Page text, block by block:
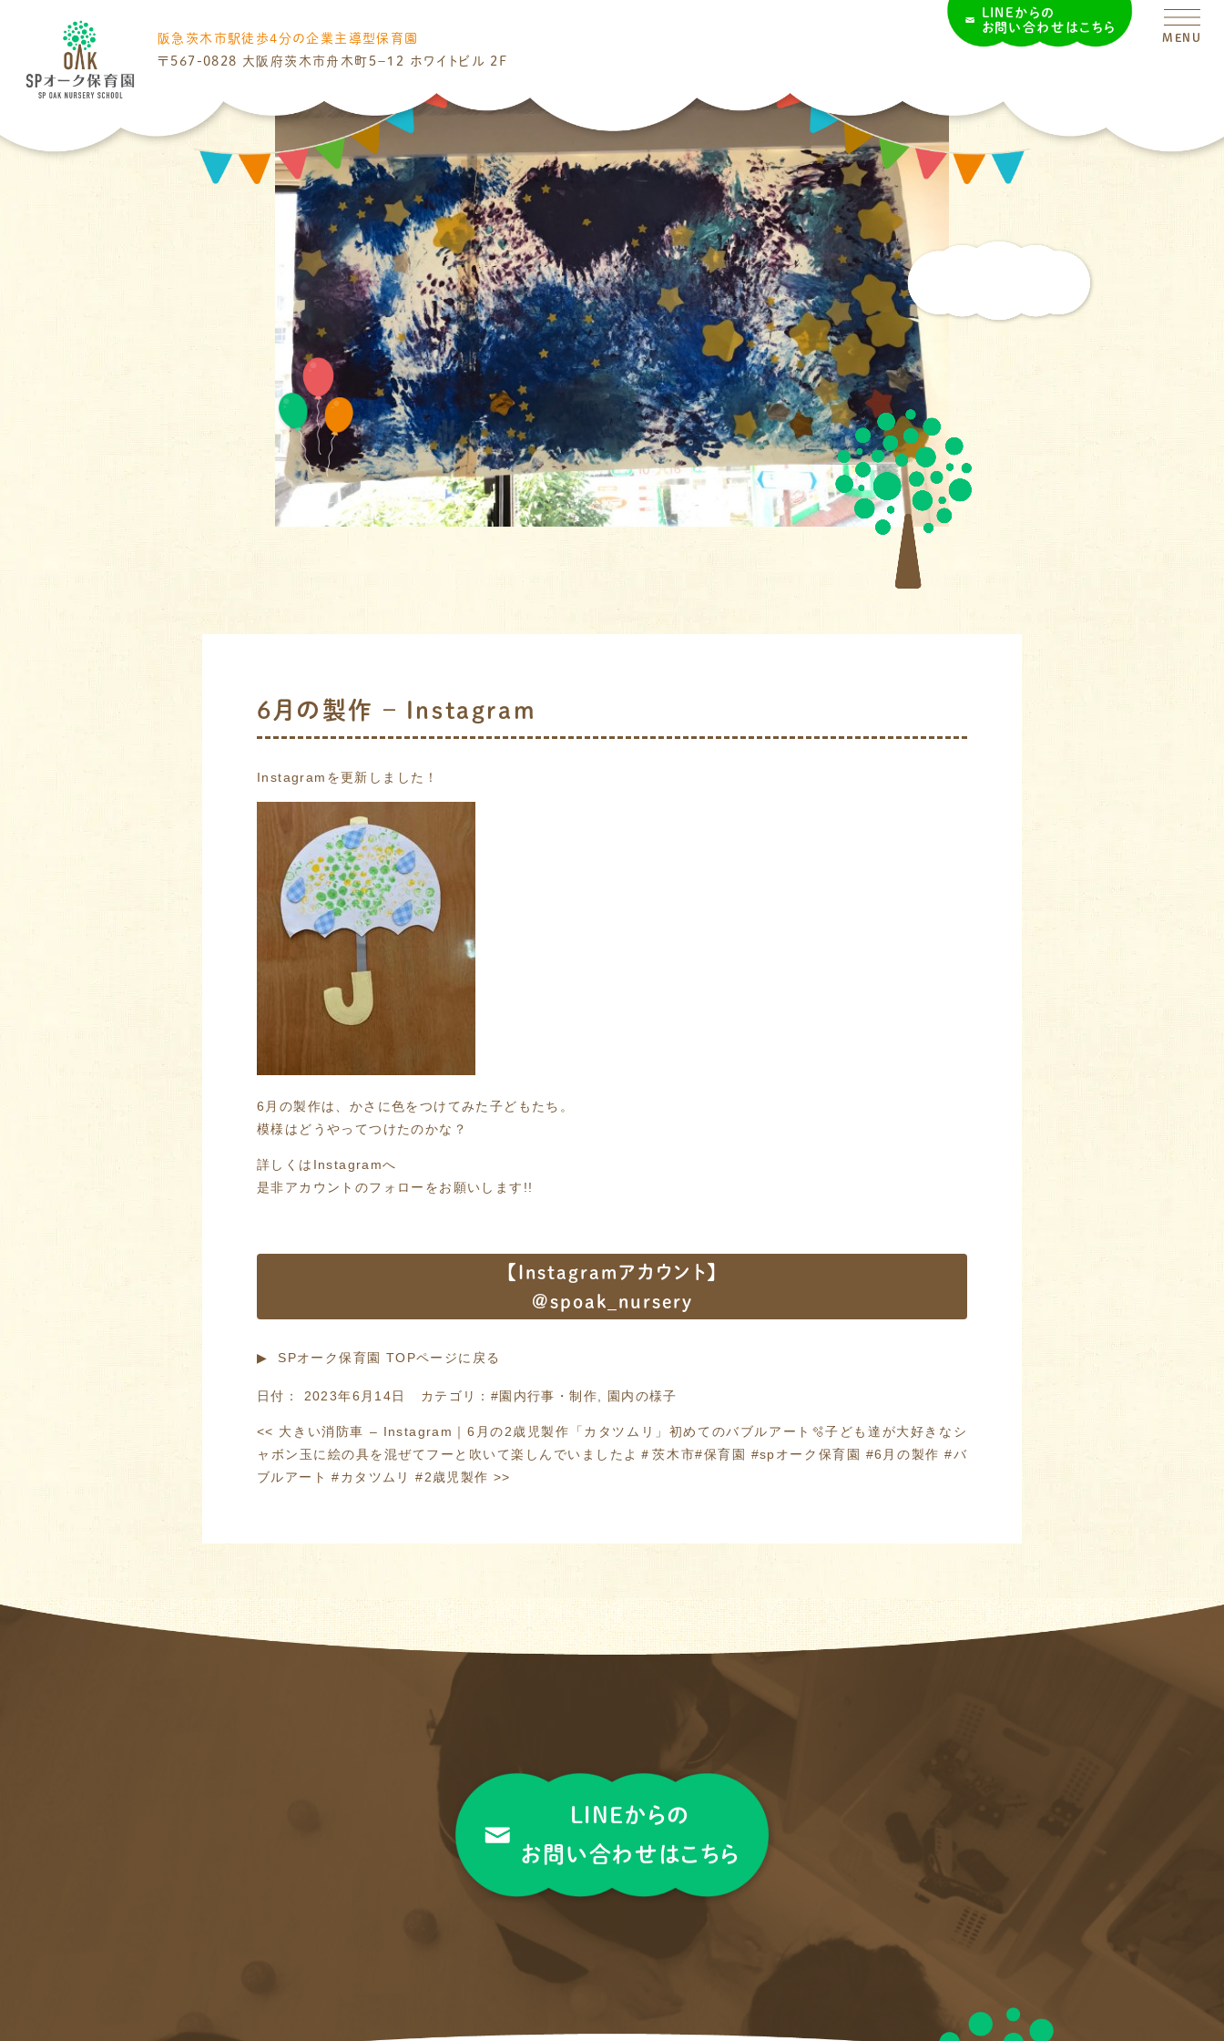
阪急茨木市駅徒歩4分の企業主導型保育園
〒567-0828 大阪府茨木市舟木町５−１２ ホワイトビル 2F
LINEからの
お問い合わせはこちら
MENU
6月の製作 – Instagram
Instagramを更新しました！
6月の製作は、かさに色をつけてみた子どもたち。
模様はどうやってつけたのかな？
詳しくはInstagramへ
是非アカウントのフォローをお願いします!!
【Instagramアカウント】
@spoak_nursery
▶︎ SPオーク保育園 TOPページに戻る
日付： 2023年6月14日 カテゴリ： #園内行事・制作 園内の様子
<< 大きい消防車 – Instagram ｜ 6月の2歳児製作「カタツムリ」初めてのバブルアート🫧子ども達が大好きなシ
ャボン玉に絵の具を混ぜてフーと吹いて楽しんでいましたよ＃茨木市#保育園 #spオーク保育園 #6月の製作 #バ
ブルアート #カタツムリ #2歳児製作 >>
LINEからの
お問い合わせはこちら